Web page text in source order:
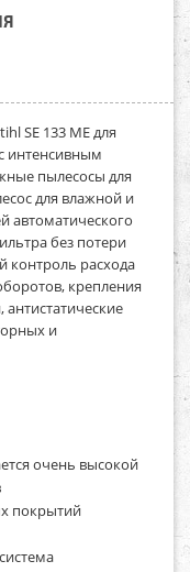
SE 133 MEдля
интенсивным
пылесосы для
для влажной и
автоматического
без потери
контроль расхода
крепления
и
очень высокой
покрытий